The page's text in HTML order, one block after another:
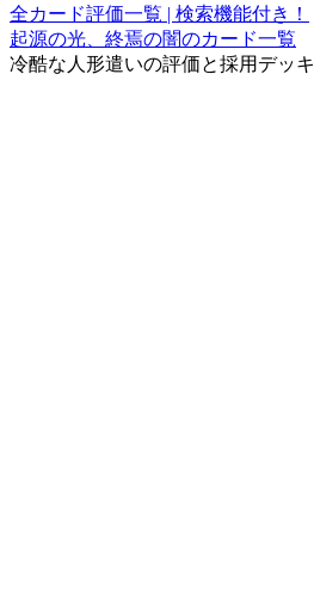
全カード評価一覧 | 検索機能付き！
起源の光、終焉の闇のカード一覧
冷酷な人形遣いの評価と採用デッキ